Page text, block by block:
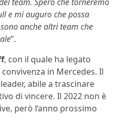
e mi auguro che possa
anche altri team che
”.
, con il quale ha legato
in Mercedes. Il
abile a trascinare
di vincere. Il 2022 non è
però l’anno prossimo